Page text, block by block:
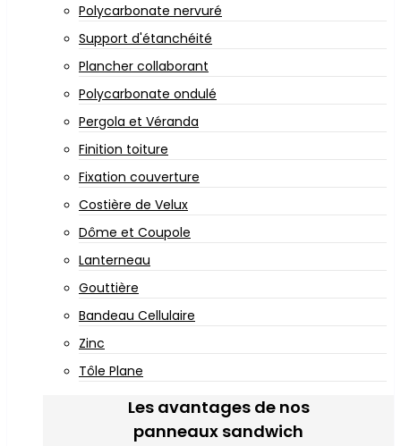
Polycarbonate nervuré
Support d'étanchéité
Plancher collaborant
Polycarbonate ondulé
Pergola et Véranda
Finition toiture
Fixation couverture
Costière de Velux
Dôme et Coupole
Lanterneau
Gouttière
Bandeau Cellulaire
Zinc
Tôle Plane
Les avantages de nos
panneaux sandwich